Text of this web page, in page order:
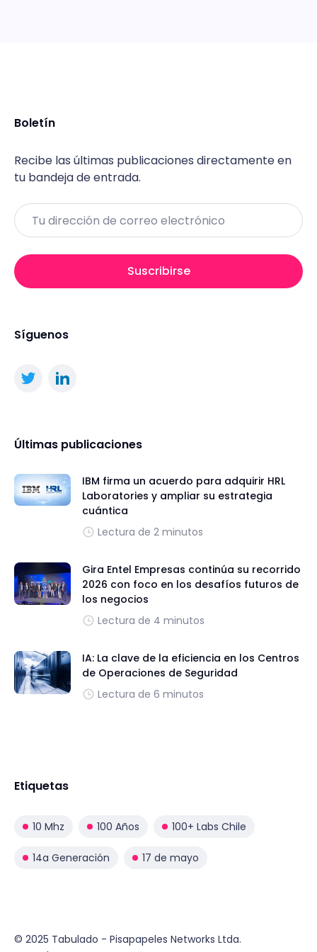
Boletín
Recibe las últimas publicaciones directamente en
tu bandeja de entrada.
Email
Suscribirse
Síguenos
Últimas publicaciones
IBM firma un acuerdo para adquirir HRL
Laboratories y ampliar su estrategia
cuántica
Lectura de 2 minutos
Gira Entel Empresas continúa su recorrido
2026 con foco en los desafíos futuros de
los negocios
Lectura de 4 minutos
IA: La clave de la eficiencia en los Centros
de Operaciones de Seguridad
Lectura de 6 minutos
Etiquetas
10 Mhz 100 Años 100+ Labs Chile
14a Generación 17 de mayo
© 2025 Tabulado - Pisapapeles Networks Ltda.